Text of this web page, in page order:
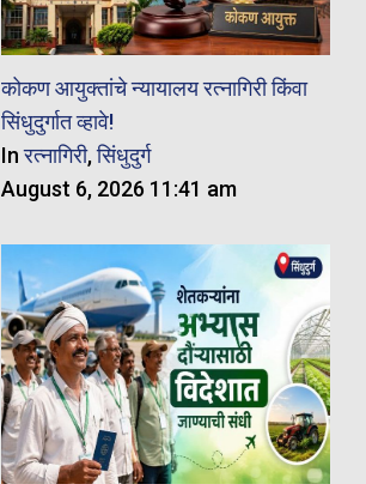
कोकण आयुक्तांचे न्यायालय रत्नागिरी किंवा
सिंधुदुर्गात व्हावे!
Inरत्नागिरी,सिंधुदुर्ग
August 6, 2026 11:41 am